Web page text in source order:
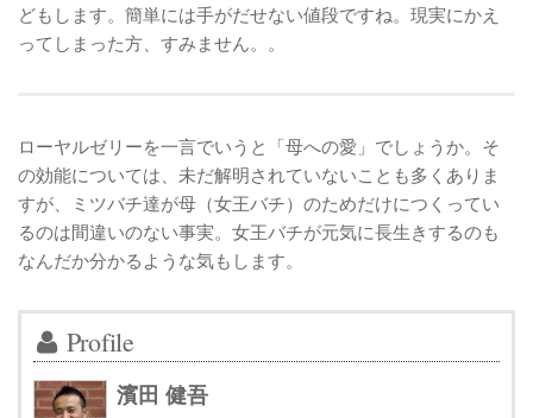
どもします。簡単には手がだせない値段ですね。現実にかえ
ってしまった方、すみません。。
ローヤルゼリーを一言でいうと「母への愛」でしょうか。そ
の効能については、未だ解明されていないことも多くありま
すが、ミツバチ達が母（女王バチ）のためだけにつくってい
るのは間違いのない事実。女王バチが元気に長生きするのも
なんだか分かるような気もします。
Profile
濱田 健吾